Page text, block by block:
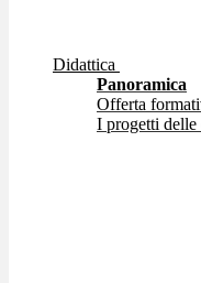
Didattica
Panoramica
Offerta
I progetti delle